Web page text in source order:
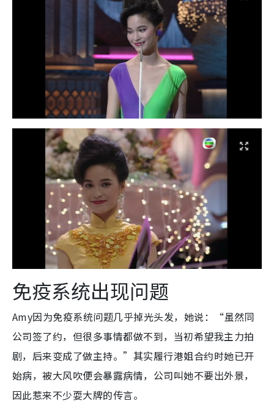
免疫系统出现问题
Amy因为免疫系统问题几乎掉光头发，她说：“虽然同
公司签了约，但很多事情都做不到，当初希望我主力拍
剧，后来变成了做主持。”其实履行港姐合约时她已开
始病，被大风吹便会暴露病情，公司叫她不要出外景，
因此惹来不少耍大牌的传言。